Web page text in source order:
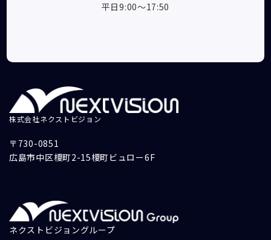
平日9:00～17:50
株式会社ネクストビジョン
〒730-0851
広島市中区榎町2-15榎町ビュロー6F
ネクストビジョングループ